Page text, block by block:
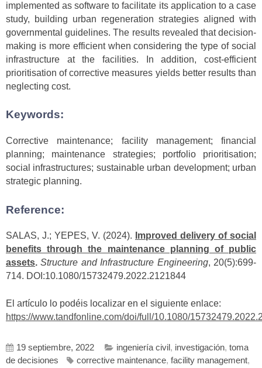
implemented as software to facilitate its application to a case
study, building urban regeneration strategies aligned with
governmental guidelines. The results revealed that decision-
making is more efficient when considering the type of social
infrastructure at the facilities. In addition, cost-efficient
prioritisation of corrective measures yields better results than
neglecting cost.
Keywords:
Corrective maintenance; facility management; financial
planning; maintenance strategies; portfolio prioritisation;
social infrastructures; sustainable urban development; urban
strategic planning.
Reference:
SALAS, J.; YEPES, V. (2024).
Improved delivery of social
benefits through the maintenance planning of public
assets. Structure and Infrastructure Engineering, 20(5):699-
714. DOI:10.1080/15732479.2022.2121844
El artículo lo podéis localizar en el siguiente enlace:
https://www.tandfonline.com/doi/full/10.1080/
19 septiembre, 2022 ingeniería civil , investigación, toma
de decisiones
corrective maintenance, facility management,